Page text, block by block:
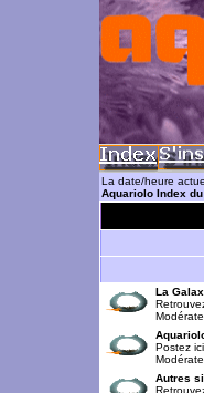
La date/heure
Aquariolo Index
La
Postez
Autres